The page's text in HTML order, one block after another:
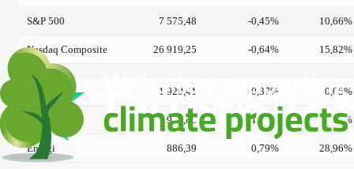
S&P 500 7 575,48 -0,45% 10,66%
Nasdaq Composite 26 919,25 -0,64% 15,82%
Sällanköp 1 929,41 -0,37% 0,05%
Dagligvaror 917,83 1,00% 6,12%
Energi 886,39 0,79% 28,96%